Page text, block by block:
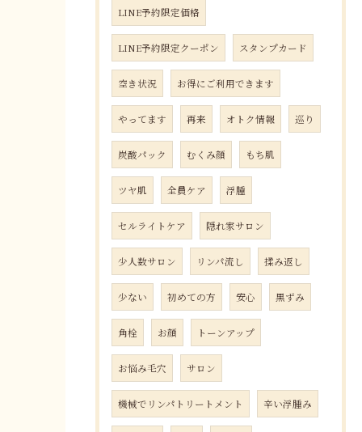
LINE予約限定価格
LINE予約限定クーポン スタンプカード
空き状況 お得にご利用できます
やってます 再来 オトク情報 巡り
炭酸パック むくみ顔 もち肌
ツヤ肌 全員ケア 浮腫
セルライトケア 隠れ家サロン
少人数サロン リンパ流し 揉み返し
少ない 初めての方 安心 黒ずみ
角栓 お顔 トーンアップ
お悩み毛穴 サロン
機械でリンパトリートメント 辛い浮腫み